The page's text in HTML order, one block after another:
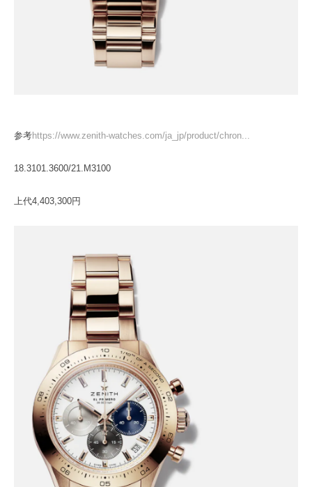
参考https://www.zenith-watches.com/ja_jp/product/chron...
18.3101.3600/21.M3100
上代4,403,300円